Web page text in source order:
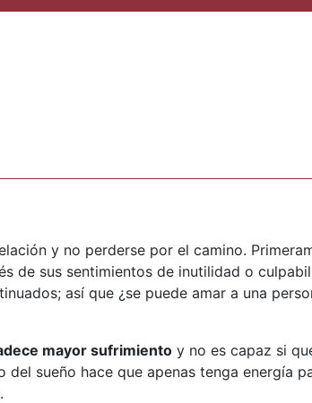
y no perderse por el camino.
de sus sentimientos de inutilidad o
así que ¿se puede amar a una
mayor sufrimiento y no es capaz si
sueño hace que apenas tenga energía